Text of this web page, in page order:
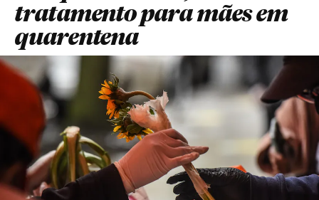
tratamento para mães em
quarentena